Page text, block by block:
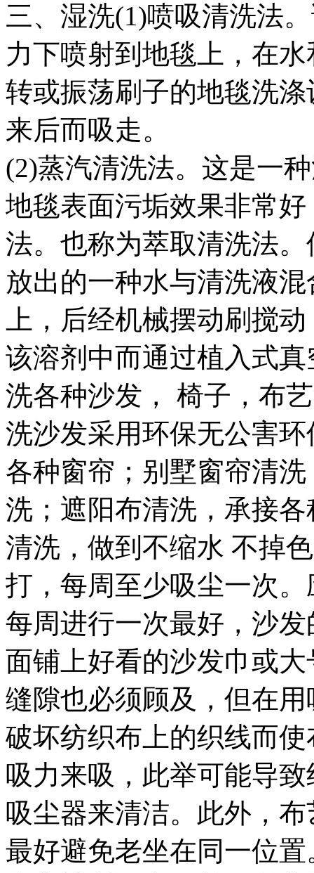
三、湿洗(1)喷吸清洗法
力下喷射到地毯上，在
转或振荡刷子的地毯洗
来后而吸走。
(2)蒸汽清洗法。这是一
地毯表面污垢效果非常
法。也称为萃取清洗法
放出的一种水与清洗液
上，后经机械摆动刷搅
该溶剂中而通过植入式
洗各种沙发， 椅子，布
洗沙发采用环保无公害
各种窗帘；别墅窗帘清
洗；遮阳布清洗，承接
清洗，做到不缩水 不掉
打，每周至少吸尘一次
每周进行一次最好，沙
面铺上好看的沙发巾或
缝隙也必须顾及，但在
破坏纺织布上的织线而
吸力来吸，此举可能导
吸尘器来清洁。此外，
最好避免老坐在同一位